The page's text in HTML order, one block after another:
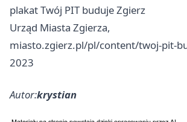
plakat Twój PIT buduje Zgierz
Urząd Miasta Zgierza,
miasto.zgierz.pl/pl/content/twoj-pit-
2023
Autor:krystian